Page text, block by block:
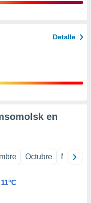
Detalle
en
Octubre
11°C